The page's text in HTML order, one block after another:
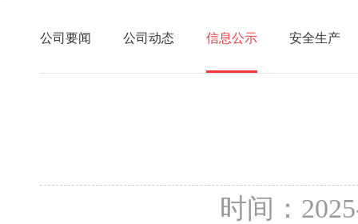
公司要闻 公司动态 信息公示 安全生产
时间：